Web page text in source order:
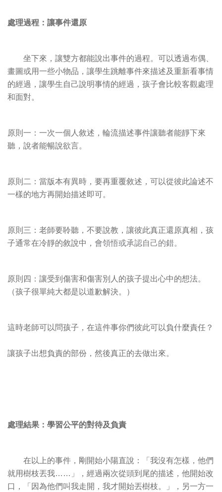
處理過程：讓事件還原
坐下來，讓雙方都能說出事件的過程。可以透過布偶、
畫圖或用一些小物品，讓學生跳離事件來描述及重新看事情
的經過，讓學生自己說明事情的經過，孩子會比較客觀處理
和面對。
原則一：一次一個人敘述，輪流描述事件讓聽者能靜下來
聽，說者能暢說欲言。
原則二：當版本有異時，要再重覆敘述，可以從彼此論述不
一樣的地方再開始描述即可。
原則三：老師要聆聽，不要說教，讓彼此真正還原真相，孩
子通常在冷靜的敘說中， 會領悟或承認自己的錯。
原則四：讓受到傷害和傷害別人的孩子提出心中的想法。
（孩子很單純大都是以道歉解決。）
這時老師可以問孩子，在這件事你們彼此可以負什麼責任？
讓孩子出想負責的部份，然後真正的去做出來。
處理結果：學習公平的對待及負責
在以上的事件，剛開始小陽直說：「我沒有怎樣，他們
就用樹枝丟我……」，經過兩次從頭到尾的描述，他開始改
口，「因為他們叫我走開，我才開始丟樹枝。」，另一方一